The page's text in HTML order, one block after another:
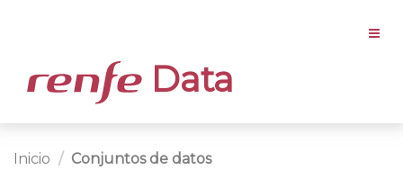
Data
Inicio Conjuntos de datos